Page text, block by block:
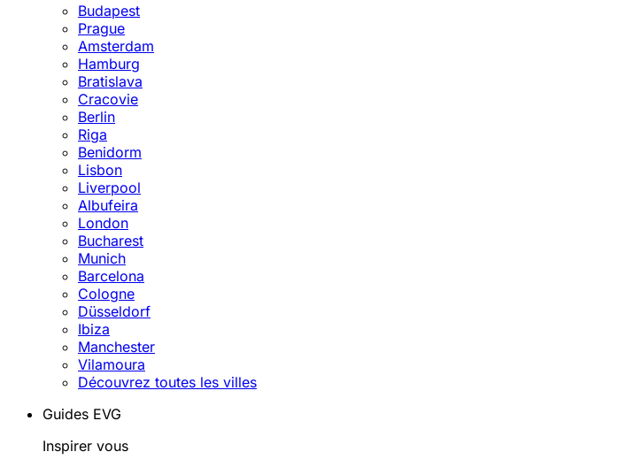
Budapest
Prague
Amsterdam
Hamburg
Bratislava
Cracovie
Berlin
Riga
Benidorm
Lisbon
Liverpool
Albufeira
London
Bucharest
Munich
Barcelona
Cologne
Düsseldorf
Ibiza
Manchester
Vilamoura
Découvrez toutes les villes
Guides EVG
Inspirer vous